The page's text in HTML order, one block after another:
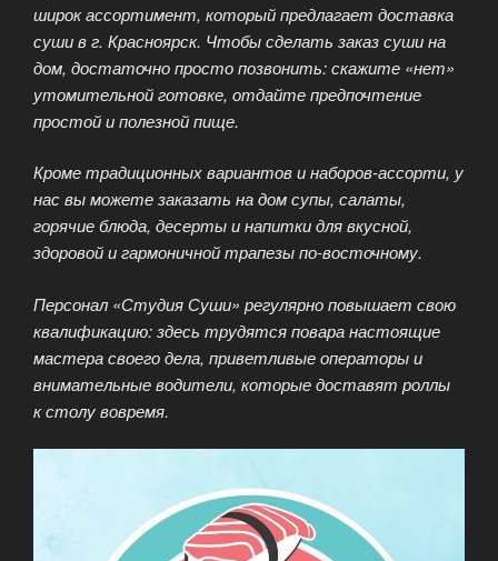
широк ассортимент, который предлагает доставка
суши в г. Красноярск. Чтобы сделать заказ суши на
дом, достаточно просто позвонить: скажите «нет»
утомительной готовке, отдайте предпочтение
простой и полезной пище.
Кроме традиционных вариантов и наборов-ассорти, у
нас вы можете заказать на дом супы, салаты,
горячие блюда, десерты и напитки для вкусной,
здоровой и гармоничной трапезы по-восточному.
Персонал «Студия Суши» регулярно повышает свою
квалификацию: здесь трудятся повара настоящие
мастера своего дела, приветливые операторы и
внимательные водители, которые доставят роллы
к столу вовремя.